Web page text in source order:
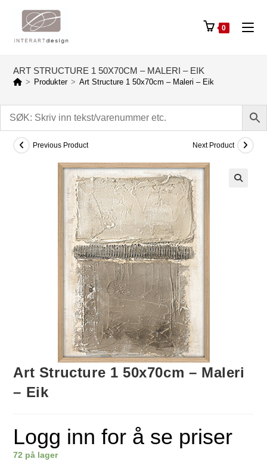
0
ART STRUCTURE 1 50X70CM – MALERI – EIK
> Produkter > Art Structure 1 50x70cm – Maleri – Eik
Previous Product Next Product
Art Structure 1 50x70cm – Maleri
– Eik
Logg inn for å se priser
72 på lager